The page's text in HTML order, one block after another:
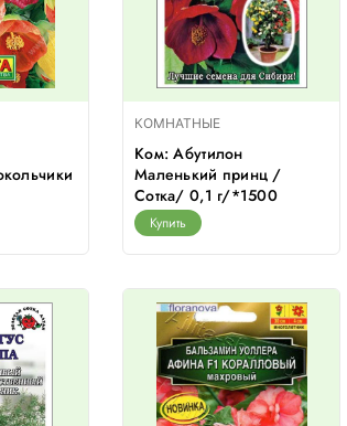
КОМНАТНЫЕ
Ком: Абутилон
Маленький принц /
Сотка/ 0,1 г/*1500
Купить